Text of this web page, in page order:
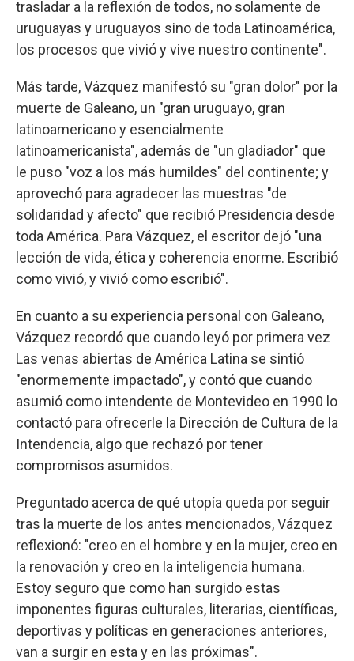
trasladar a la reflexión de todos, no solamente de
uruguayas y uruguayos sino de toda Latinoamérica,
los procesos que vivió y vive nuestro continente".
Más tarde, Vázquez manifestó su "gran dolor" por la
muerte de Galeano, un "gran uruguayo, gran
latinoamericano y esencialmente
latinoamericanista", además de "un gladiador" que
le puso "voz a los más humildes" del continente; y
aprovechó para agradecer las muestras "de
solidaridad y afecto" que recibió Presidencia desde
toda América. Para Vázquez, el escritor dejó "una
lección de vida, ética y coherencia enorme. Escribió
como vivió, y vivió como escribió".
En cuanto a su experiencia personal con Galeano,
Vázquez recordó que cuando leyó por primera vez
Las venas abiertas de América Latina se sintió
"enormemente impactado", y contó que cuando
asumió como intendente de Montevideo en 1990 lo
contactó para ofrecerle la Dirección de Cultura de la
Intendencia, algo que rechazó por tener
compromisos asumidos.
Preguntado acerca de qué utopía queda por seguir
tras la muerte de los antes mencionados, Vázquez
reflexionó: "creo en el hombre y en la mujer, creo en
la renovación y creo en la inteligencia humana.
Estoy seguro que como han surgido estas
imponentes figuras culturales, literarias, científicas,
deportivas y políticas en generaciones anteriores,
van a surgir en esta y en las próximas".